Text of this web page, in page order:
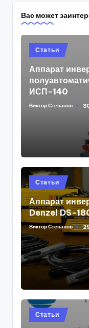
Вас может
Posted
in
Статьи
Аппарат
ИСП-140
Posted
Виктор Степанов
Posted
in
Статьи
Аппарат
Denzel DS-
Posted
by
Виктор Степанов
Posted
in
Статьи